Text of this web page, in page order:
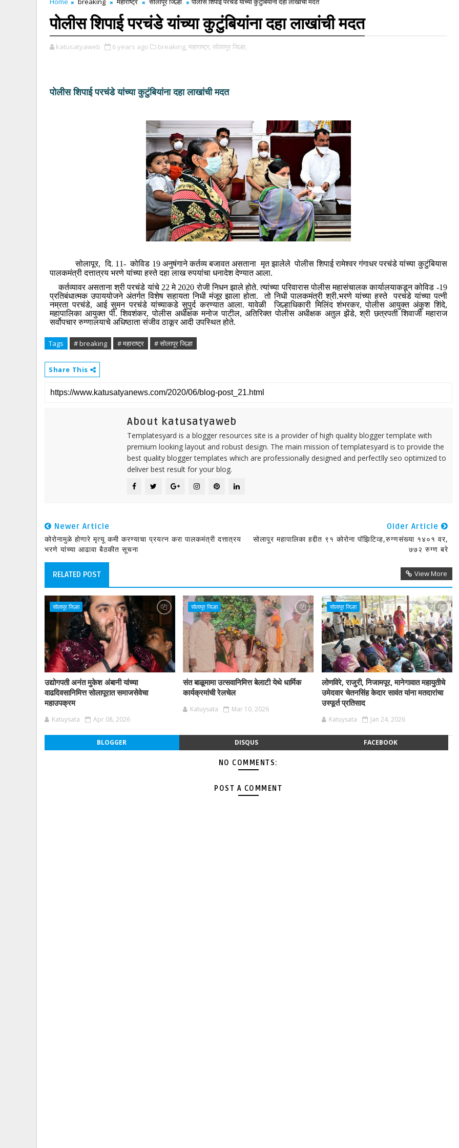
पोलीस शिपाई परचंडे यांच्या कुटुंबियांना दहा लाखांची मदत
katusatyaweb 6 years ago breaking, महाराष्ट्र, सोलापूर जिल्हा,
पोलीस शिपाई परचंडे यांच्या कुटुंबियांना दहा लाखांची मदत
सोलापूर, दि. 11- कोविड 19 अनुषंगाने कर्तव्य बजावत असताना मृत झालेले पोलीस शिपाई रामेश्वर गंगाधर परचंडे यांच्या कुटुंबियास
पालकमंत्री दत्तात्रय भरणे यांच्या हस्ते दहा लाख रुपयांचा धनादेश देण्यात आला.
कर्तव्यावर असताना श्री परचंडे यांचे 22 मे 2020 रोजी निधन झाले होते. त्यांच्या परिवारास पोलीस महासंचालक कार्यालयाकडून कोविड -19
प्रतिबंधात्मक उपाययोजने अंतर्गत विशेष सहायता निधी मंजूर झाला होता. तो निधी पालकमंत्री श्री.भरणे यांच्या हस्ते परचंडे यांच्या पत्नी
नम्रता परचंडे, आई सुमन परचंडे यांच्याकडे सुपुर्द करण्यात आला. यावेळी जिल्हाधिकारी मिलिंद शंभरकर, पोलीस आयुक्त अंकुश शिंदे,
महापालिका आयुक्त पी. शिवशंकर, पोलीस अधीक्षक मनोज पाटील, अतिरिक्त पोलीस अधीक्षक अतुल झेंडे, श्री छत्रपती शिवाजी महाराज
सर्वोपचार रुग्णालयाचे अधिष्ठाता संजीव ठाकूर आदी उपस्थित होते.
Tags # breaking # महाराष्ट्र # सोलापूर जिल्हा
Share This
About katusatyaweb
Templatesyard is a blogger resources site is a provider of high quality blogger template with
premium looking layout and robust design. The main mission of templatesyard is to provide the
best quality blogger templates which are professionally designed and perfectlly seo optimized to
deliver best result for your blog.
Newer Article
कोरोनामुळे होणारे मृत्यू कमी करण्याचा प्रयत्न करा पालकमंत्री दत्तात्रय
भरणे यांच्या आढावा बैठकीत सूचना
Older Article
सोलापूर महापालिका हद्दीत ९१ कोरोना पॉझिटिव्ह,रुग्णसंख्या १४०१ वर,
७७२ रुग्ण बरे
RELATED POST View More
सोलापूर जिल्हा
उद्योगपती अनंत मुकेश अंबानी यांच्या
वाढदिवसानिमित्त सोलापूरात समाजसेवेचा
महाउपक्रम
Katuysata Apr 08, 2026
सोलापूर जिल्हा
संत बाळूमामा उत्सवानिमित्त बेलाटी येथे धार्मिक
कार्यक्रमांची रेलचेल
Katuysata Mar 10, 2026
सोलापूर जिल्हा
लोणविरे, राजुरी, निजामपूर, मानेगावात महायुतीचे
उमेदवार चेतनसिंह केदार सावंत यांना मतदारांचा
उस्फूर्त प्रतिसाद
Katuysata Jan 24, 2026
BLOGGER DISQUS FACEBOOK
NO COMMENTS:
POST A COMMENT